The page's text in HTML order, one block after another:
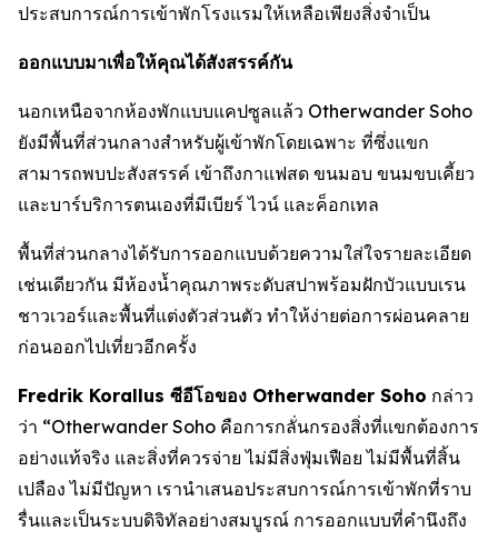
ประสบการณ์การเข้าพักโรงแรมให้เหลือเพียงสิ่งจำเป็น
ออกแบบมาเพื่อให้คุณได้สังสรรค์กัน
นอกเหนือจากห้องพักแบบแคปซูลแล้ว Otherwander Soho
ยังมีพื้นที่ส่วนกลางสำหรับผู้เข้าพักโดยเฉพาะ ที่ซึ่งแขก
สามารถพบปะสังสรรค์ เข้าถึงกาแฟสด ขนมอบ ขนมขบเคี้ยว
และบาร์บริการตนเองที่มีเบียร์ ไวน์ และค็อกเทล
พื้นที่ส่วนกลางได้รับการออกแบบด้วยความใส่ใจรายละเอียด
เช่นเดียวกัน มีห้องน้ำคุณภาพระดับสปาพร้อมฝักบัวแบบเรน
ชาวเวอร์และพื้นที่แต่งตัวส่วนตัว ทำให้ง่ายต่อการผ่อนคลาย
ก่อนออกไปเที่ยวอีกครั้ง
Fredrik Korallus ซีอีโอของ Otherwander Soho กล่าว
ว่า “Otherwander Soho คือการกลั่นกรองสิ่งที่แขกต้องการ
อย่างแท้จริง และสิ่งที่ควรจ่าย ไม่มีสิ่งฟุ่มเฟือย ไม่มีพื้นที่สิ้น
เปลือง ไม่มีปัญหา เรานำเสนอประสบการณ์การเข้าพักที่ราบ
รื่นและเป็นระบบดิจิทัลอย่างสมบูรณ์ การออกแบบที่คำนึงถึง